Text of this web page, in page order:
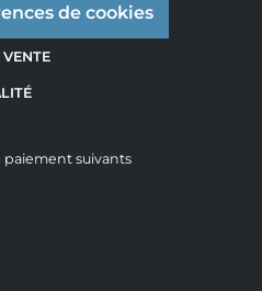
de cookies
paiement suivants